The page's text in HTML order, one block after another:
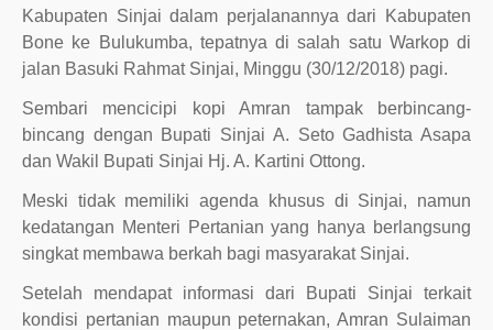
Kabupaten Sinjai dalam perjalanannya dari Kabupaten
Bone ke Bulukumba, tepatnya di salah satu Warkop di
jalan Basuki Rahmat Sinjai, Minggu (30/12/2018) pagi.
Sembari mencicipi kopi Amran tampak berbincang-
bincang dengan Bupati Sinjai A. Seto Gadhista Asapa
dan Wakil Bupati Sinjai Hj. A. Kartini Ottong.
Meski tidak memiliki agenda khusus di Sinjai, namun
kedatangan Menteri Pertanian yang hanya berlangsung
singkat membawa berkah bagi masyarakat Sinjai.
Setelah mendapat informasi dari Bupati Sinjai terkait
kondisi pertanian maupun peternakan, Amran Sulaiman